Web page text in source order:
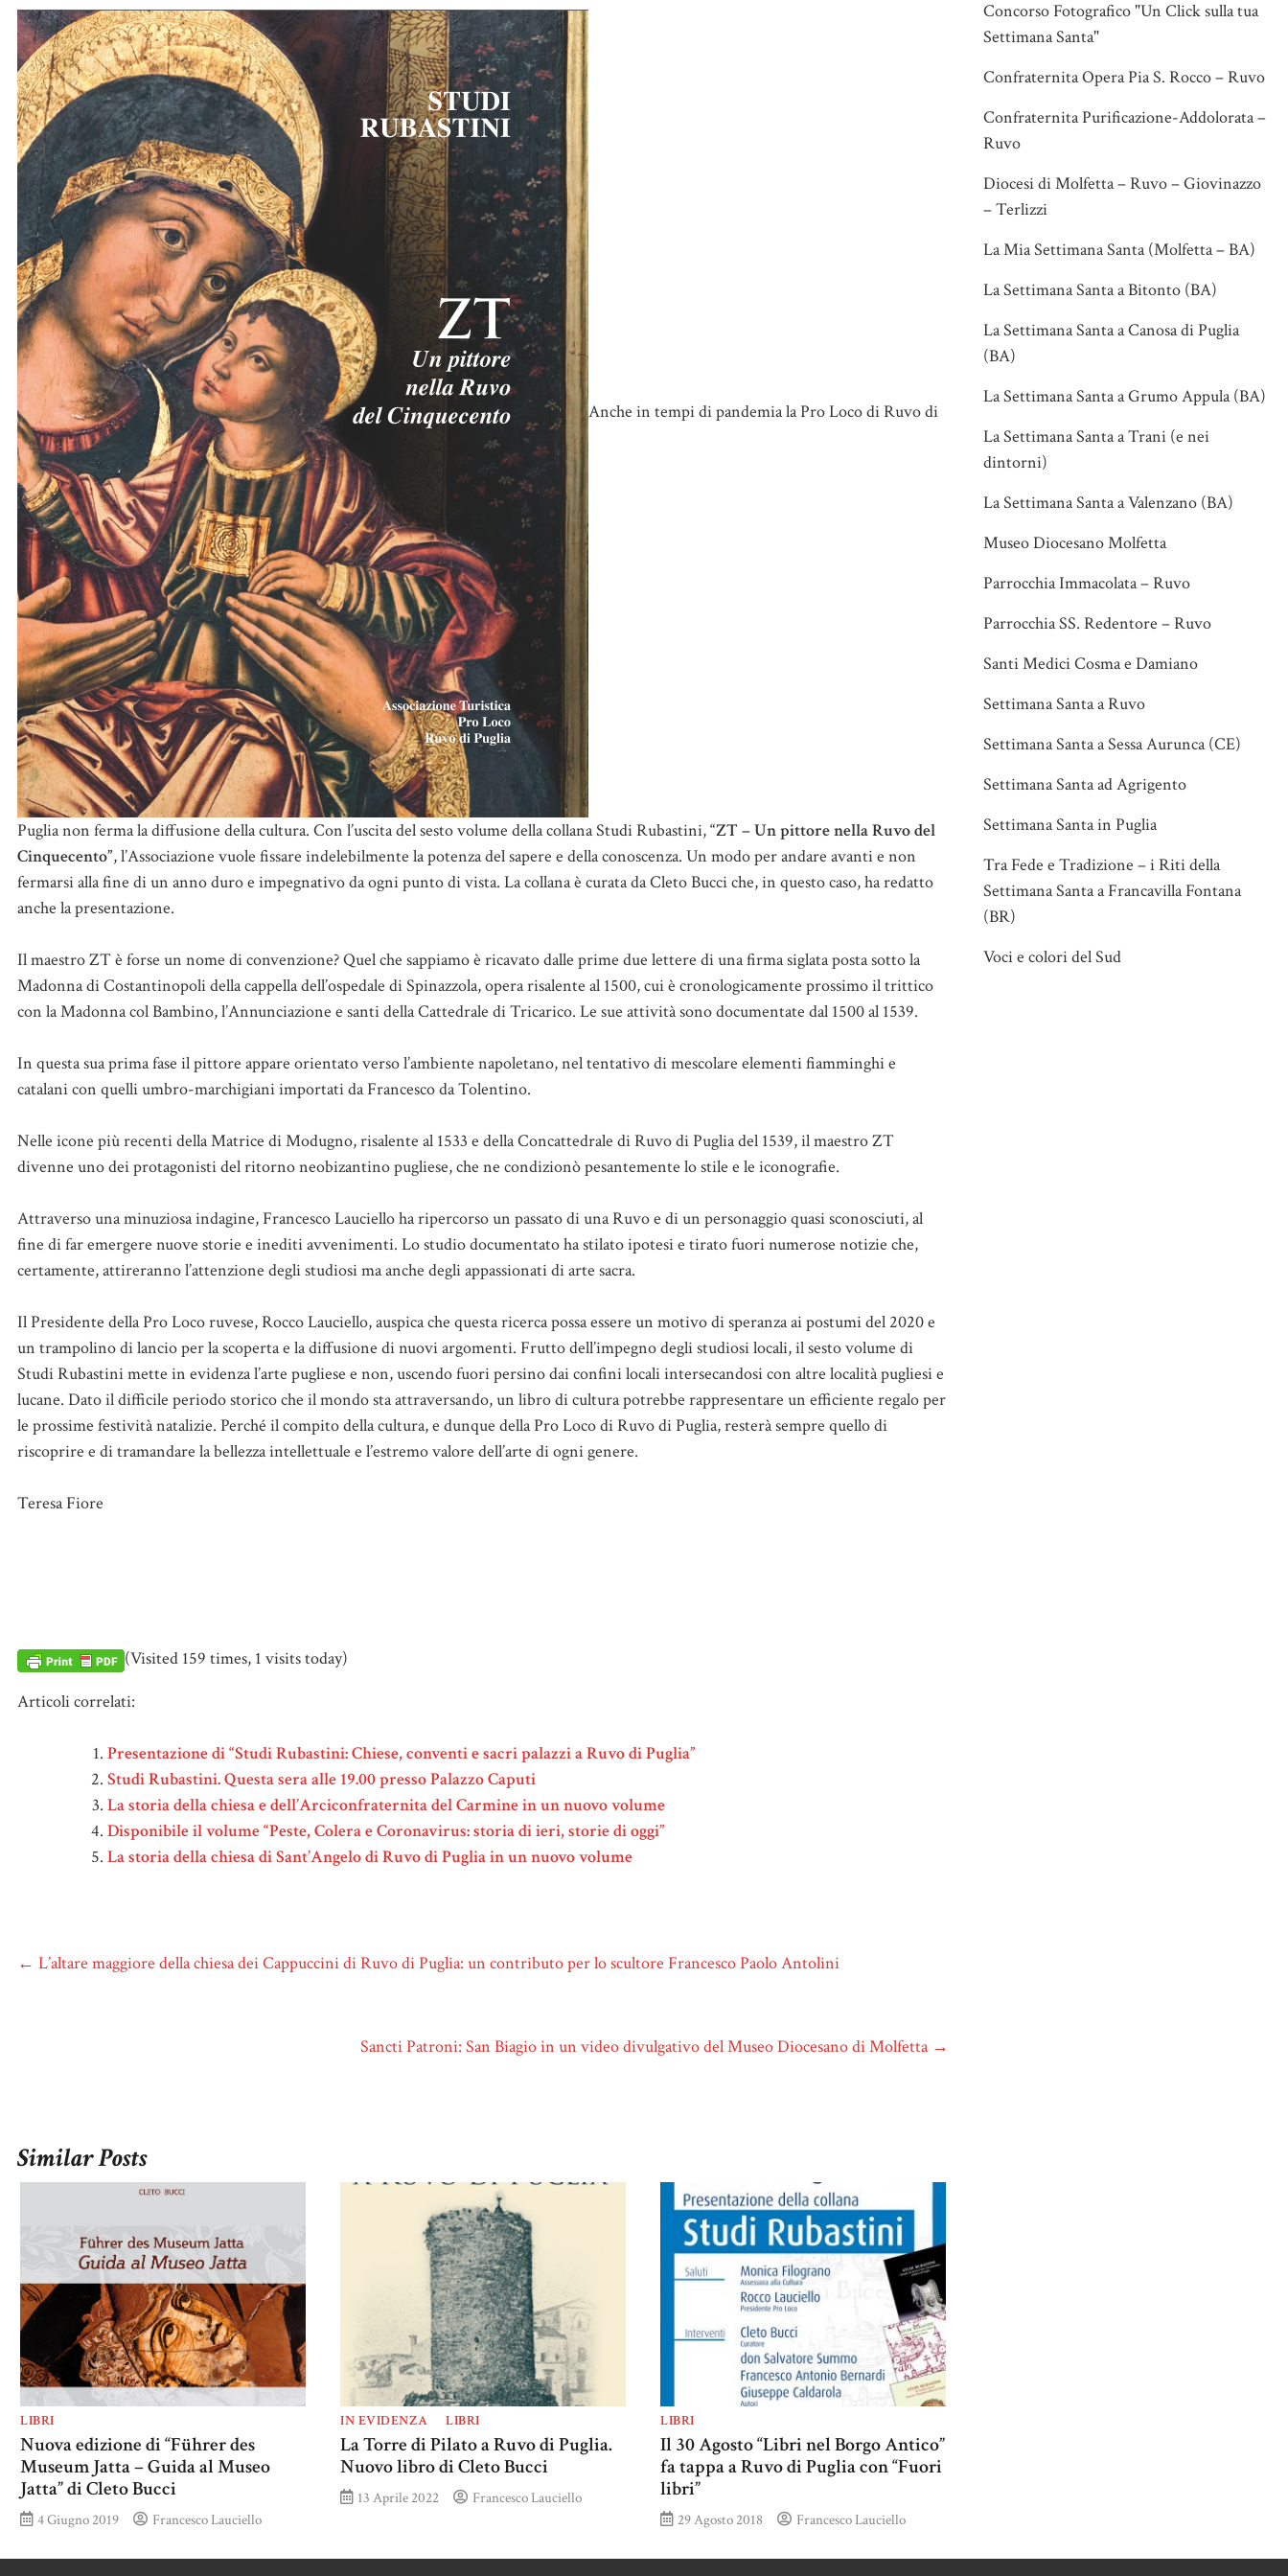
Anche in tempi di pandemia la Pro Loco di Ruvo di
Puglia non ferma la diffusione della cultura. Con l’uscita del sesto volume della collana Studi Rubastini,“ZT – Un pittore nella Ruvo del
Cinquecento”, l’Associazione vuole fissare indelebilmente la potenza del sapere e della conoscenza. Un modo per andare avanti e non
fermarsi alla fine di un anno duro e impegnativo da ogni punto di vista. La collana è curata da Cleto Bucci che, in questo caso, ha redatto
anche la presentazione.
Il maestro ZT è forse un nome di convenzione? Quel che sappiamo è ricavato dalle prime due lettere di una firma siglata posta sotto la
Madonna di Costantinopoli della cappella dell’ospedale di Spinazzola, opera risalente al 1500, cui è cronologicamente prossimo il trittico
con la Madonna col Bambino, l’Annunciazione e santi della Cattedrale di Tricarico. Le sue attività sono documentate dal 1500 al 1539.
In questa sua prima fase il pittore appare orientato verso l’ambiente napoletano, nel tentativo di mescolare elementi fiamminghi e
catalani con quelli umbro-marchigiani importati da Francesco da Tolentino.
Nelle icone più recenti della Matrice di Modugno, risalente al 1533 e della Concattedrale di Ruvo di Puglia del 1539, il maestro ZT
divenne uno dei protagonisti del ritorno neobizantino pugliese, che ne condizionò pesantemente lo stile e le iconografie.
Attraverso una minuziosa indagine, Francesco Lauciello ha ripercorso un passato di una Ruvo e di un personaggio quasi sconosciuti, al
fine di far emergere nuove storie e inediti avvenimenti. Lo studio documentato ha stilato ipotesi e tirato fuori numerose notizie che,
certamente, attireranno l’attenzione degli studiosi ma anche degli appassionati di arte sacra.
Il Presidente della Pro Loco ruvese, Rocco Lauciello, auspica che questa ricerca possa essere un motivo di speranza ai postumi del 2020 e
un trampolino di lancio per la scoperta e la diffusione di nuovi argomenti. Frutto dell’impegno degli studiosi locali, il sesto volume di
Studi Rubastini mette in evidenza l’arte pugliese e non, uscendo fuori persino dai confini locali intersecandosi con altre località pugliesi e
lucane. Dato il difficile periodo storico che il mondo sta attraversando, un libro di cultura potrebbe rappresentare un efficiente regalo per
le prossime festività natalizie. Perché il compito della cultura, e dunque della Pro Loco di Ruvo di Puglia, resterà sempre quello di
riscoprire e di tramandare la bellezza intellettuale e l’estremo valore dell’arte di ogni genere.
Teresa Fiore
(Visited 159 times, 1 visits today)
Articoli correlati:
Presentazione di “Studi Rubastini: Chiese, conventi e sacri palazzi a Ruvo di Puglia”
Studi Rubastini. Questa sera alle 19.00 presso Palazzo Caputi
La storia della chiesa e dell’Arciconfraternita del Carmine in un nuovo volume
Disponibile il volume “Peste, Colera e Coronavirus: storia di ieri, storie di oggi”
La storia della chiesa di Sant’Angelo di Ruvo di Puglia in un nuovo volume
← L’altare maggiore della chiesa dei Cappuccini di Ruvo di Puglia: un contributo per lo scultore Francesco Paolo Antolini
Sancti Patroni: San Biagio in un video divulgativo del Museo Diocesano di Molfetta →
Similar Posts
LIBRI
Nuova edizione di “Führer des
Museum Jatta – Guida al Museo
Jatta” di Cleto Bucci
4 Giugno 2019 Francesco Lauciello
IN EVIDENZA LIBRI
La Torre di Pilato a Ruvo di Puglia.
Nuovo libro di Cleto Bucci
13 Aprile 2022 Francesco Lauciello
LIBRI
Il 30 Agosto “Libri nel Borgo Antico”
fa tappa a Ruvo di Puglia con “Fuori
libri”
29 Agosto 2018 Francesco Lauciello
Concorso Fotografico "Un Click sulla tua
Settimana Santa"
Confraternita Opera Pia S. Rocco – Ruvo
Confraternita Purificazione-Addolorata –
Ruvo
Diocesi di Molfetta – Ruvo – Giovinazzo
– Terlizzi
La Mia Settimana Santa (Molfetta – BA)
La Settimana Santa a Bitonto (BA)
La Settimana Santa a Canosa di Puglia
(BA)
La Settimana Santa a Grumo Appula (BA)
La Settimana Santa a Trani (e nei
dintorni)
La Settimana Santa a Valenzano (BA)
Museo Diocesano Molfetta
Parrocchia Immacolata – Ruvo
Parrocchia SS. Redentore – Ruvo
Santi Medici Cosma e Damiano
Settimana Santa a Ruvo
Settimana Santa a Sessa Aurunca (CE)
Settimana Santa ad Agrigento
Settimana Santa in Puglia
Tra Fede e Tradizione – i Riti della
Settimana Santa a Francavilla Fontana
(BR)
Voci e colori del Sud